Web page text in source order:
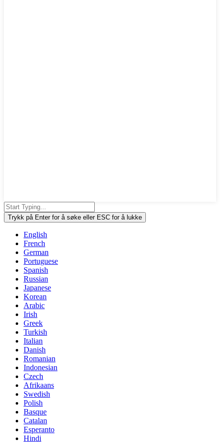
Trykk på Enter for å søke eller ESC for å lukke
English
French
German
Portuguese
Spanish
Russian
Japanese
Korean
Arabic
Irish
Greek
Turkish
Italian
Danish
Romanian
Indonesian
Czech
Afrikaans
Swedish
Polish
Basque
Catalan
Esperanto
Hindi